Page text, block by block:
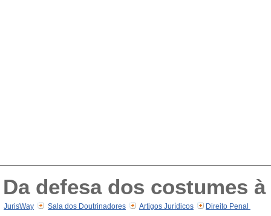
Da defesa dos costumes
JurisWay Sala dos Doutrinadores Artigos Jurídicos Direito Penal